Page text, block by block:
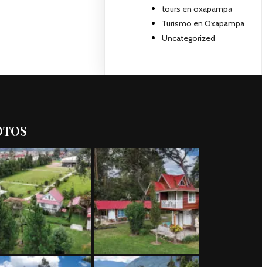
tours en oxapampa
Turismo en Oxapampa
Uncategorized